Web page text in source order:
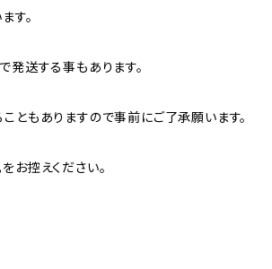
す。
発送する事もあります。
ともありますので事前にご了承願います。
お控えください。